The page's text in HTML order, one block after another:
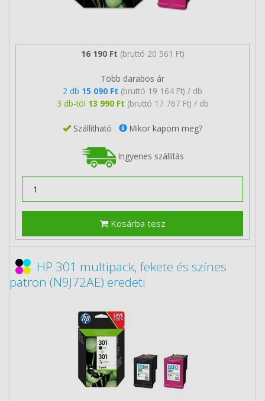
16 190 Ft (bruttó 20 561 Ft)
Több darabos ár
2 db 15 090 Ft (bruttó 19 164 Ft) / db
3 db-tól 13 990 Ft (bruttó 17 767 Ft) / db
Szállítható Mikor kapom meg?
Ingyenes szállítás
Kosárba tesz
HP 301 multipack, fekete és színes
patron (N9J72AE) eredeti